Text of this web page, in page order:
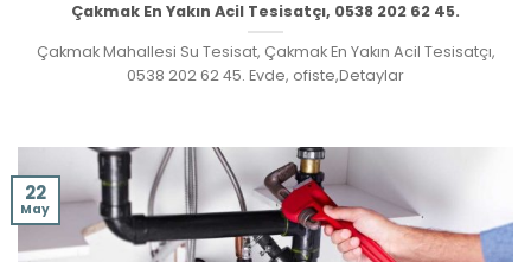
Çakmak En Yakın Acil Tesisatçı, 0538 202 62 45.
Çakmak Mahallesi Su Tesisat, Çakmak En Yakın Acil Tesisatçı,
0538 202 62 45. Evde, ofiste,Detaylar
22
May